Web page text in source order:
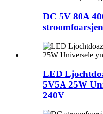
DC 5V 80A
LED
5V5A 25W
240V